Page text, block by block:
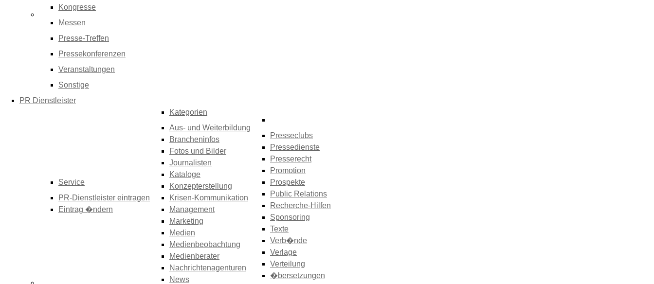
Kongresse
Messen
Presse-Treffen
Pressekonferenzen
Veranstaltungen
Sonstige
PR Dienstleister
Service
PR-Dienstleister eintragen
Eintrag �ndern
Kategorien
Aus- und Weiterbildung
Brancheninfos
Fotos und Bilder
Journalisten
Kataloge
Konzepterstellung
Krisen-Kommunikation
Management
Marketing
Medien
Medienbeobachtung
Medienberater
Nachrichtenagenturen
News
Presseclubs
Pressedienste
Presserecht
Promotion
Prospekte
Public Relations
Recherche-Hilfen
Sponsoring
Texte
Verb�nde
Verlage
Verteilung
�bersetzungen